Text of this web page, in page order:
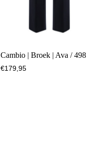
Cambio | Broek | Ava / 498
€179,95